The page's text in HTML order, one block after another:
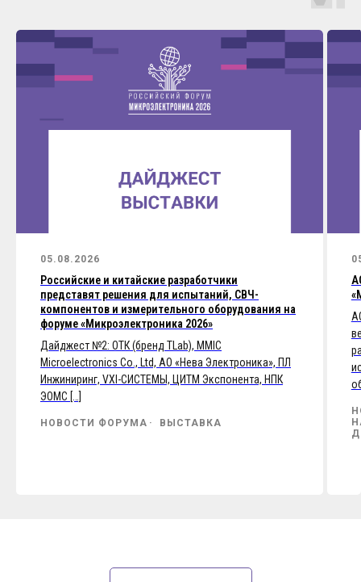
05.08.2026
Российские и китайские разработчики
представят решения для испытаний, СВЧ-
компонентов и измерительного оборудования на
форуме «Микроэлектроника 2026»
Дайджест №2: ОТК (бренд TLab), MMIC
Microelectronics Co., Ltd, АО «Нева Электроника», ПЛ
Инжиниринг, VXI-СИСТЕМЫ, ЦИТМ Экспонента, НПК
ЭОМС […]
НОВОСТИ ФОРУМА ВЫСТАВКА